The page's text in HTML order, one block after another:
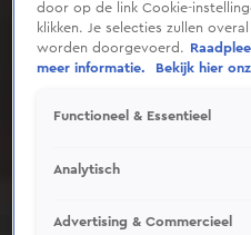
Deze video is niet
door op de link Cookie-
klikken. Je selecties zullen
worden doorgevoerd.
meer informatie.
Bekijk hier
Functioneel & Essentieel
Analytisch
Advertising & Commercieel